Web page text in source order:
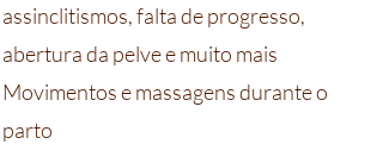
assinclitismos, falta de progresso,
abertura da pelve e muito mais
Movimentos e massagens durante o
parto